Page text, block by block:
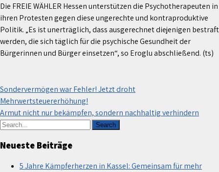
Die FREIE WÄHLER Hessen unterstützen die Psychotherapeuten in
ihren Protesten gegen diese ungerechte und kontraproduktive
Politik. „Es ist unerträglich, dass ausgerechnet diejenigen bestraft
werden, die sich täglich für die psychische Gesundheit der
Bürgerinnen und Bürger einsetzen“, so Eroglu abschließend. (ts)
Beitragsnavigation
Sondervermögen war Fehler! Jetzt droht
Mehrwertsteuererhöhung!
Armut nicht nur bekämpfen, sondern nachhaltig verhindern
Neueste Beiträge
5 Jahre Kämpferherzen in Kassel: Gemeinsam für mehr